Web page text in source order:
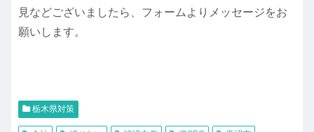
見などございましたら、フォームよりメッセージをお
願いします。
栃木県対策